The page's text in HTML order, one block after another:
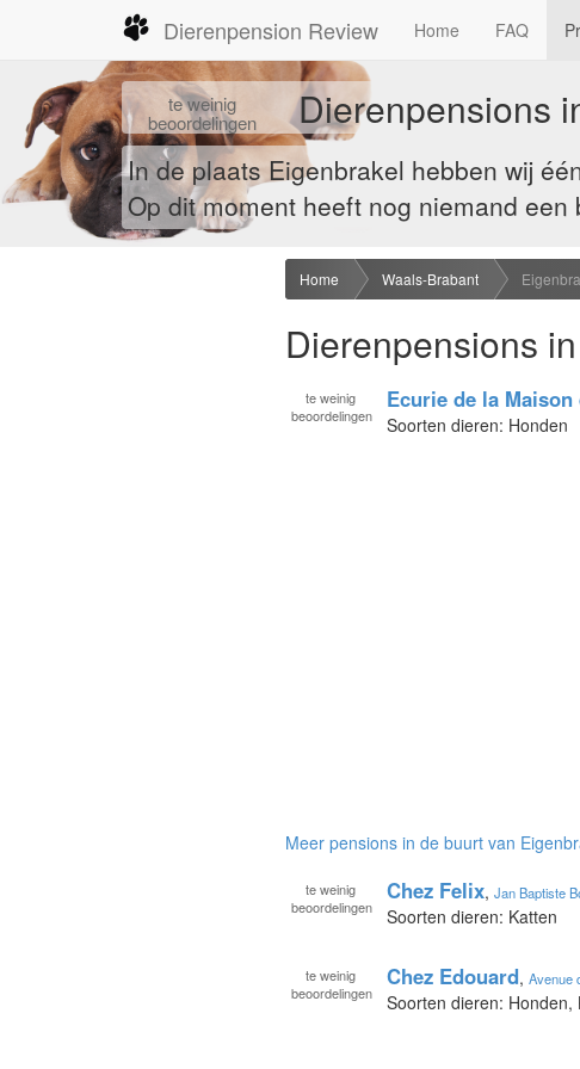
Dierenpension Review Home FAQ
teweinig
beoordelingen Dierenpensions
In de plaats Eigenbrakel hebben wij
Op dit moment heeft nog niemand
Home Waals-Brabant
Dierenpensions
te weinig
beoordelingen
Ecurie de la Maison
Soorten dieren: Honden
Meer pensions in de buurt van
te weinig
beoordelingen
Chez Felix, Jan Baptiste
Soorten dieren: Katten
te weinig
beoordelingen
Chez Edouard, Avenue
Soorten dieren: Honden,